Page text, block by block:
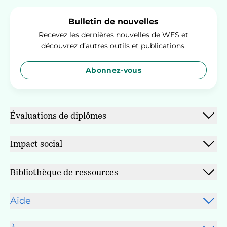
Bulletin de nouvelles
Recevez les dernières nouvelles de WES et
découvrez d’autres outils et publications.
Abonnez-vous
Évaluations de diplômes
Impact social
Bibliothèque de ressources
Aide